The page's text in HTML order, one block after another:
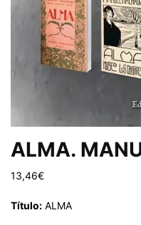
ALMA.
13,46€
Título: ALMA